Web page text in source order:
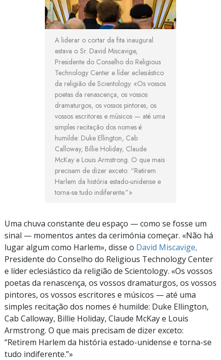
A liderar o cortar da fita inaugural
estava o Sr. David Miscavige,
Presidente do Conselho do Religious
Technology Center e líder eclesiástico
da religião de Scientology. «Os vossos
poetas da renascença, os vossos
dramaturgos, os vossos pintores, os
vossos escritores e músicos — até uma
simples recitação dos nomes é
humilde: Duke Ellington, Cab
Calloway, Billie Holiday, Claude
McKay e Louis Armstrong. O que mais
precisam de dizer exceto: “Retirem
Harlem da história estado-unidense e
torna-setudo indiferente.”»
Uma chuva constante deu espaço — como se fosse um
sinal — momentos antes da cerimónia começar. «Não há
lugar algum como Harlem», disse o David Miscavige,
Presidente do Conselho do Religious Technology Center
e líder eclesiástico da religião de Scientology. «Os vossos
poetas da renascença, os vossos dramaturgos, os vossos
pintores, os vossos escritores e músicos — até uma
simples recitação dos nomes é humilde: Duke Ellington,
Cab Calloway, Billie Holiday, Claude McKay e Louis
Armstrong. O que mais precisam de dizer exceto:
“Retirem Harlem da história estado-unidense e torna-se
tudo indiferente.”»